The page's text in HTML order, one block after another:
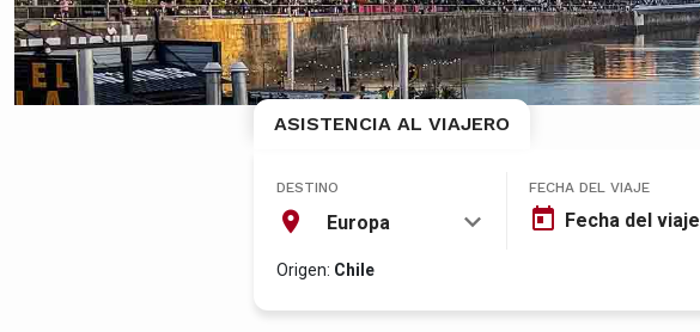
ASISTENCIA AL VIAJERO
DESTINO
Europa
FECHA DEL VIAJE
Fecha del viaje
Origen: Chile